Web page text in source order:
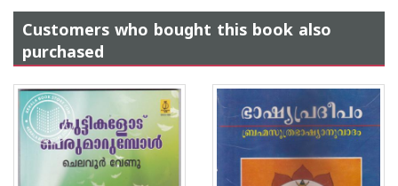
Customers who bought this book also
purchased